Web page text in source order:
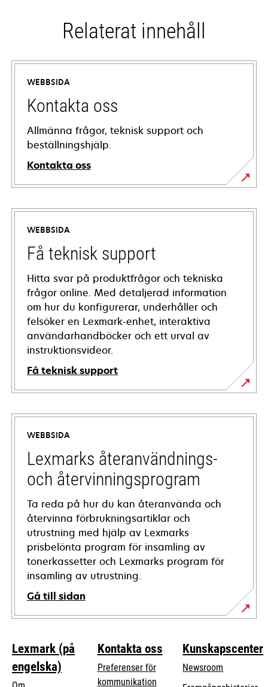
Relaterat innehåll
WEBBSIDA
Kontakta oss
Allmänna frågor, teknisk support och
beställningshjälp.
Kontakta oss
WEBBSIDA
Få teknisk support
Hitta svar på produktfrågor och tekniska
frågor online. Med detaljerad information
om hur du konfigurerar, underhåller och
felsöker en Lexmark-enhet, interaktiva
användarhandböcker och ett urval av
instruktionsvideor.
Få teknisk support
opens
in
new
tab
WEBBSIDA
Lexmarks återanvändnings-
och återvinningsprogram
Ta reda på hur du kan återanvända och
återvinna förbrukningsartiklar och
utrustning med hjälp av Lexmarks
prisbelönta program för insamling av
tonerkassetter och Lexmarks program för
insamling av utrustning.
Gå till sidan
Lexmark (på
engelska)
Kontakta oss
Preferenser för
kommunikation
Kunskapscenter
Newsroom